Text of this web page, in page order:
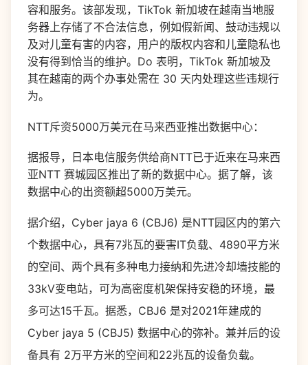
容和服务。该部发现，TikTok 新加坡在越南当地服
务器上存储了不合法信息，例如假新闻、鼓动违规以
及对儿童有害的内容，用户的版权内容和儿童隐私也
没有得到恰当的维护。Do 表明，TikTok 新加坡及
其在越南的两个办事处需在 30 天内处理这些违规行
为。
NTT斥资5000万美元在马来西亚推出数据中心：
据报导，日本电信服务供给商NTT已于近来在马来西
亚NTT 赛城园区推出了新的数据中心。据了解，该
数据中心的出资额超5000万美元。
据介绍，Cyber jaya 6 (CBJ6) 是NTT园区内的第六
个数据中心，具有7兆瓦的要害IT负载、4890平方米
的空间、两个具有多种电力接纳和先进冷却墙技能的
33kV变电站，可为高密度机架保持安稳的环境，最
多可达15千瓦。据悉，CBJ6 是对2021年建成的
Cyber jaya 5 (CBJ5) 数据中心的弥补。兼并后的设
备具有 2万平方米的空间和22兆瓦的设备负载。